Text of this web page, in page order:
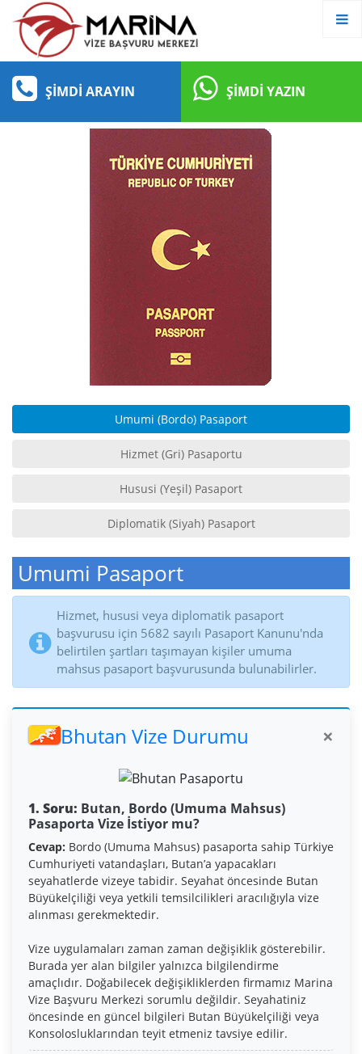
ŞIMDI ARAYIN ŞIMDI YAZIN
Umumi (Bordo) Pasaport
Hizmet (Gri) Pasaportu
Hususi (Yeşil) Pasaport
Diplomatik (Siyah) Pasaport
Umumi Pasaport
Hizmet, hususi veya diplomatik pasaport
başvurusu için 5682 sayılı Pasaport Kanunu'nda
belirtilen şartları taşımayan kişiler umuma
mahsus pasaport başvurusunda bulunabilirler.
Bhutan Vize Durumu ×
1. Soru: Butan, Bordo (Umuma Mahsus)
Pasaporta Vize İstiyor mu?
Cevap: Bordo (Umuma Mahsus) pasaporta sahip Türkiye
Cumhuriyeti vatandaşları, Butan’a yapacakları
seyahatlerde vizeye tabidir. Seyahat öncesinde Butan
Büyükelçiliği veya yetkili temsilcilikleri aracılığıyla vize
alınması gerekmektedir.
Vize uygulamaları zaman zaman değişiklik gösterebilir.
Burada yer alan bilgiler yalnızca bilgilendirme
amaçlıdır. Doğabilecek değişikliklerden firmamız Marina
Vize Başvuru Merkezi sorumlu değildir. Seyahatiniz
öncesinde en güncel bilgileri Butan Büyükelçiliği veya
Konsolosluklarından teyit etmeniz tavsiye edilir.